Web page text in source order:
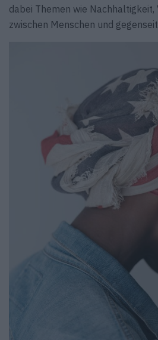
dabei Themen wie Nachhaltigkeit,
zwischen Menschen und